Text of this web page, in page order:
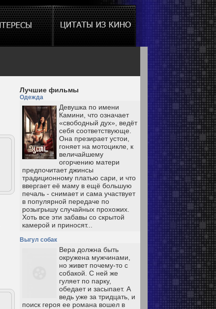
Лучшие фильмы
Одежда
Девушка по имени
Камини, что означает
«свободный дух», ведёт
себя соответствующе.
Она презирает устои,
гоняет на мотоцикле, к
величайшему
огорчению матери
предпочитает джинсы
традиционному платью сари, и что
ввергает её маму в ещё большую
печаль - снимает и сама участвует
в популярной передаче по
розыгрышу случайных прохожих.
Хоть все эти забавы со скрытой
камерой и приносят...
Выгул собак
Вера должна быть
окружена мужчинами,
но живет почему-то с
собакой. С ней же
гуляет по парку,
обедает и засыпает. А
ведь уже за тридцать, и
поиск героя ее романа вошел в